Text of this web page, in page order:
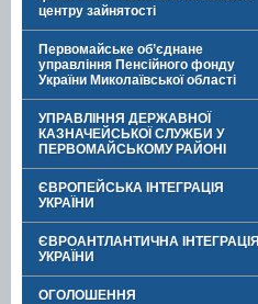
центру зайнятості
Первомайське об’єднане
управління Пенсійного фонду
України Миколаївської області
УПРАВЛІННЯ ДЕРЖАВНОЇ
КАЗНАЧЕЙСЬКОЇ СЛУЖБИ У
ПЕРВОМАЙСЬКОМУ РАЙОНІ
ЄВРОПЕЙСЬКА ІНТЕГРАЦІЯ
УКРАЇНИ
ЄВРОАНТЛАНТИЧНА ІНТЕГРАЦІЯ
УКРАЇНИ
ОГОЛОШЕННЯ